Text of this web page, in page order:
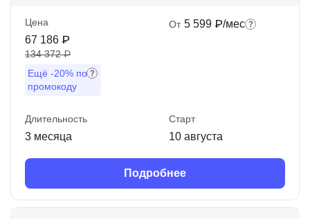
Цена
67 186 ₽
134 372 ₽
Ещё -20% по
промокоду
От 5 599 ₽/мес
Длительность
3 месяца
Старт
10 августа
Подробнее